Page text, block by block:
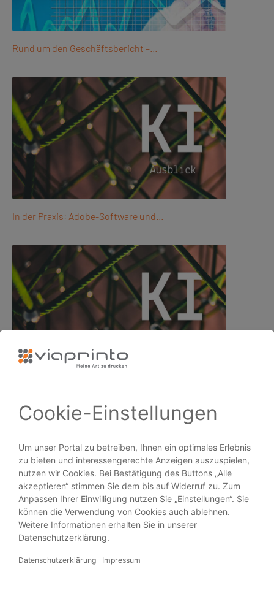
Rund um den Geschäftsbericht –…
In der Praxis: Adobe-Software und…
PRODUKTE
Broschüren
Flyer
Visitenkarten
Aufkleber